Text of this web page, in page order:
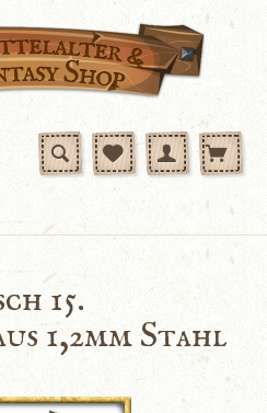
15.
1,2mm Stahl